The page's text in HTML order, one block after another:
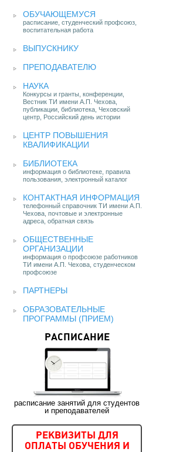
ОБУЧАЮЩЕМУСЯ
расписание, студенческий профсоюз,
воспитательная работа
ВЫПУСКНИКУ
ПРЕПОДАВАТЕЛЮ
НАУКА
Конкурсы и гранты, конференции,
Вестник ТИ имени А.П. Чехова,
публикации, библиотека, Чеховский
центр, Российский день истории
ЦЕНТР ПОВЫШЕНИЯ
КВАЛИФИКАЦИИ
БИБЛИОТЕКА
информация о библиотеке, правила
пользования, электронный каталог
КОНТАКТНАЯ ИНФОРМАЦИЯ
телефонный справочник ТИ имени А.П.
Чехова, почтовые и электронные
адреса, обратная связь
ОБЩЕСТВЕННЫЕ
ОРГАНИЗАЦИИ
информация о профсоюзе работников
ТИ имени А.П. Чехова, студенческом
профсоюзе
ПАРТНЕРЫ
ОБРАЗОВАТЕЛЬНЫЕ
ПРОГРАММЫ (ПРИЕМ)
РАСПИСАНИЕ
расписание занятий для студентов
и преподавателей
РЕКВИЗИТЫ ДЛЯ
ОПЛАТЫ ОБУЧЕНИЯ И